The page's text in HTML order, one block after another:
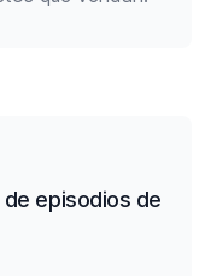
episodios de